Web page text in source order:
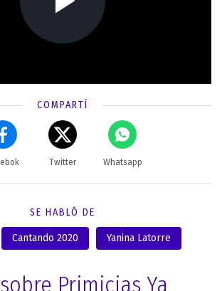
COMPARTÍ
Twitter Whatsapp
SE HABLÓ DE
Cantando 2020 Yanina Latorre
Primicias Ya